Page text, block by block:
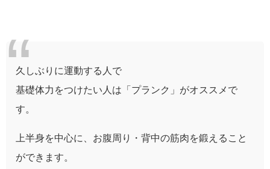
久しぶりに運動する人で
基礎体力をつけたい人は「プランク」がオススメで
す。
上半身を中心に、お腹周り・背中の筋肉を鍛えること
ができます。